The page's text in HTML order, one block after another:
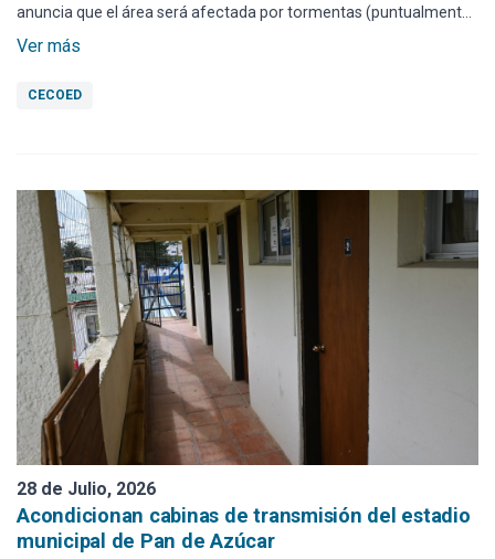
anuncia que el área será afectada por tormentas (puntualmente)
fuertes y/o severas, acompañadas por precipitaciones copiosas
Ver más
CECOED
28 de Julio, 2026
Acondicionan cabinas de transmisión del estadio
municipal de Pan de Azúcar